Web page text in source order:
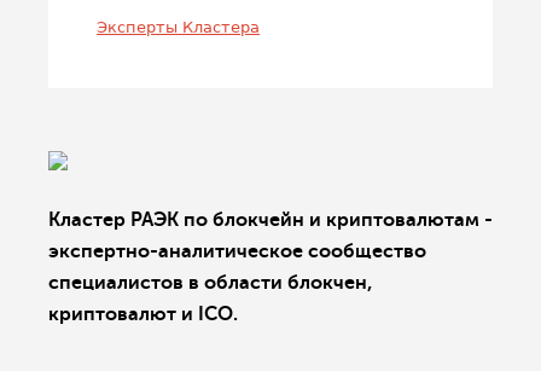
Эксперты Кластера
Кластер РАЭК по блокчейн и криптовалютам -
экспертно-аналитическое сообщество
специалистов в области блокчен,
криптовалют и ICO.